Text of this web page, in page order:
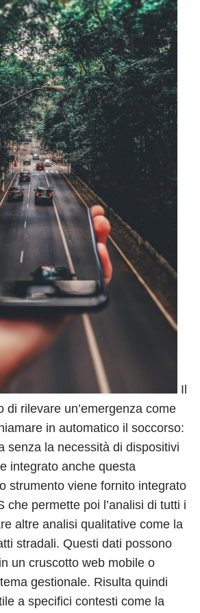
Il
di rilevare un’emergenza come
in automatico il soccorso:
senza la necessità di dispositivi
integrato anche questa
strumento viene fornito integrato
che permette poi l’analisi di tutti i
altre analisi qualitative come la
stradali. Questi dati possono
un cruscotto web mobile o
gestionale. Risulta quindi
a specifici contesti come la